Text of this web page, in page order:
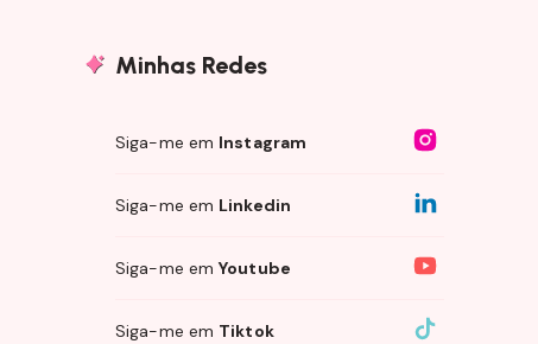
Minhas Redes
Siga-me em Instagram
Siga-me em Linkedin
Siga-me emYoutube
Siga-me em Tiktok